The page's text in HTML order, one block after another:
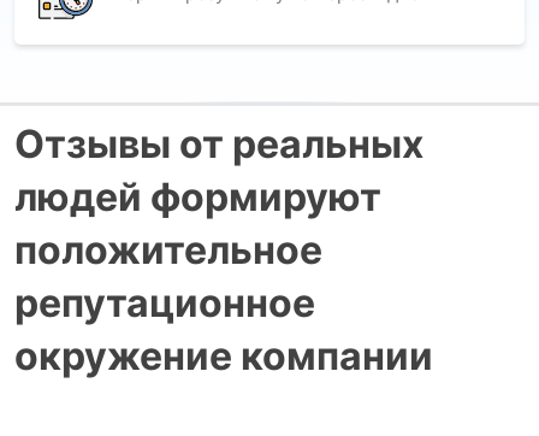
Отзывы от реальных
людей формируют
положительное
репутационное
окружение компании